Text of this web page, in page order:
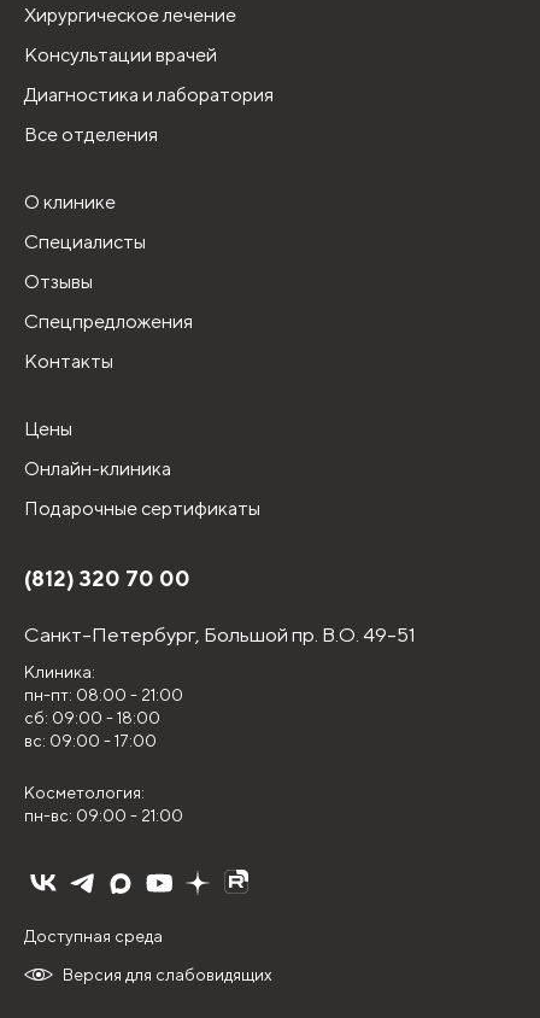
Хирургическое лечение
Консультации врачей
Диагностика и лаборатория
Все отделения
О клинике
Специалисты
Отзывы
Спецпредложения
Контакты
Цены
Онлайн-клиника
Подарочные сертификаты
(812) 320 70 00
Санкт-Петербург, Большой пр. В.О. 49-51
Клиника:
пн-пт: 08:00 - 21:00
сб: 09:00 - 18:00
вс: 09:00 - 17:00
Косметология:
пн-вс: 09:00 - 21:00
Версия для слабовидящих
Доступная среда